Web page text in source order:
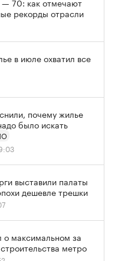
рекорды отрасли
в июле охватил все
почему жилье
было искать
выставили палаты
дешевле трешки
о максимальном за
метро